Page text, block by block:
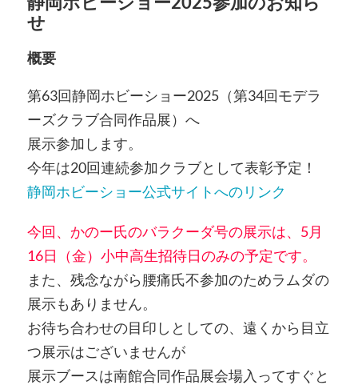
せ
概要
第63回静岡ホビーショー2025（第34回モデラ
ーズクラブ合同作品展）へ
展示参加します。
今年は20回連続参加クラブとして表彰予定！
静岡ホビーショー公式サイトへのリンク
今回、かのー氏のバラクーダ号の展示は、5月
16日（金）小中高生招待日のみの予定です。
また、残念ながら腰痛氏不参加のためラムダの
展示もありません。
お待ち合わせの目印しとしての、遠くから目立
つ展示はございませんが
展示ブースは南館合同作品展会場入ってすぐと